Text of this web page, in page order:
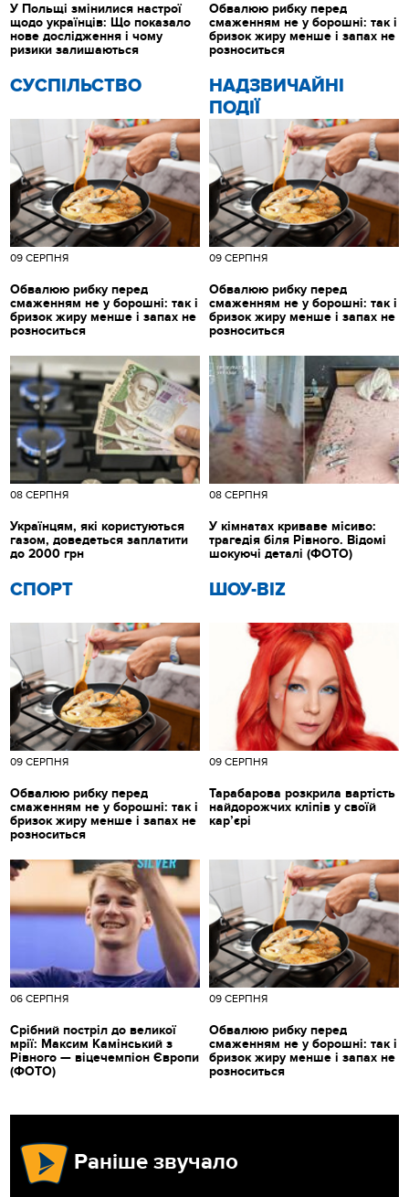
CУСПІЛЬСТВО
09 СЕРПНЯ
Обвалюю рибку перед
смаженням не у борошні: так і
бризок жиру менше і запах не
розноситься
НАДЗВИЧАЙНІ
ПОДІЇ
09 СЕРПНЯ
Обвалюю рибку перед
смаженням не у борошні: так і
бризок жиру менше і запах не
розноситься
СПОРТ
09 СЕРПНЯ
Обвалюю рибку перед
смаженням не у борошні: так і
бризок жиру менше і запах не
розноситься
ШОУ-BIZ
09 СЕРПНЯ
Тарабарова розкрила вартість
найдорожчих кліпів у своїй
кар’єрі
У Польщі змінилися настрої
щодо українців: Що показало
нове дослідження і чому
ризики залишаються
Обвалюю рибку перед
смаженням не у борошні: так і
бризок жиру менше і запах не
розноситься
08 СЕРПНЯ
Українцям, які користуються
газом, доведеться заплатити
до 2000 грн
08 СЕРПНЯ
У кімнатах криваве місиво:
трагедія біля Рівного. Відомі
шокуючі деталі (ФОТО)
06 СЕРПНЯ
Срібний постріл до великої
мрії: Максим Камінський з
Рівного — віцечемпіон Європи
(ФОТО)
09 СЕРПНЯ
Обвалюю рибку перед
смаженням не у борошні: так і
бризок жиру менше і запах не
розноситься
Раніше звучало